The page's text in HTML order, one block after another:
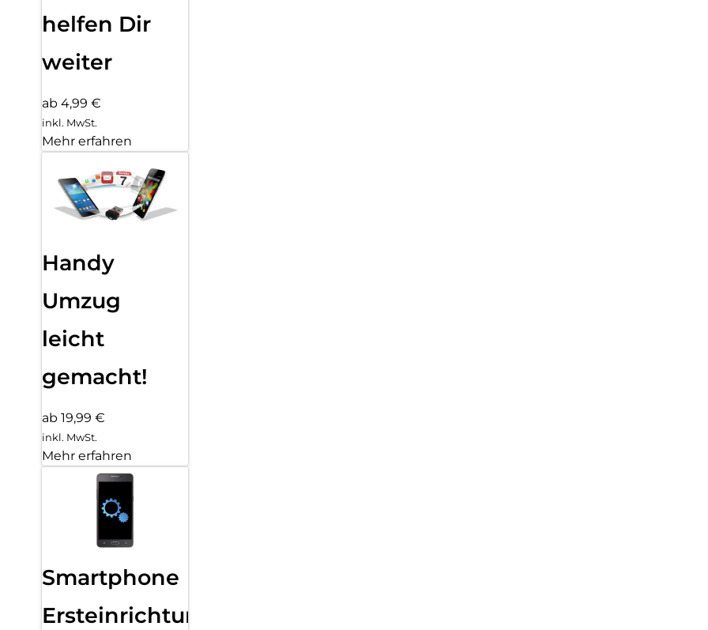
helfen Dir
weiter
ab 4,99 €
inkl. MwSt.
Mehr erfahren
Handy
Umzug
leicht
gemacht!
ab 19,99 €
inkl. MwSt.
Mehr erfahren
Smartphone
Ersteinrichtung